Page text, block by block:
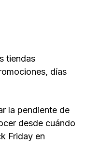
tiendas
días
la pendiente de
desde cuándo
Friday en